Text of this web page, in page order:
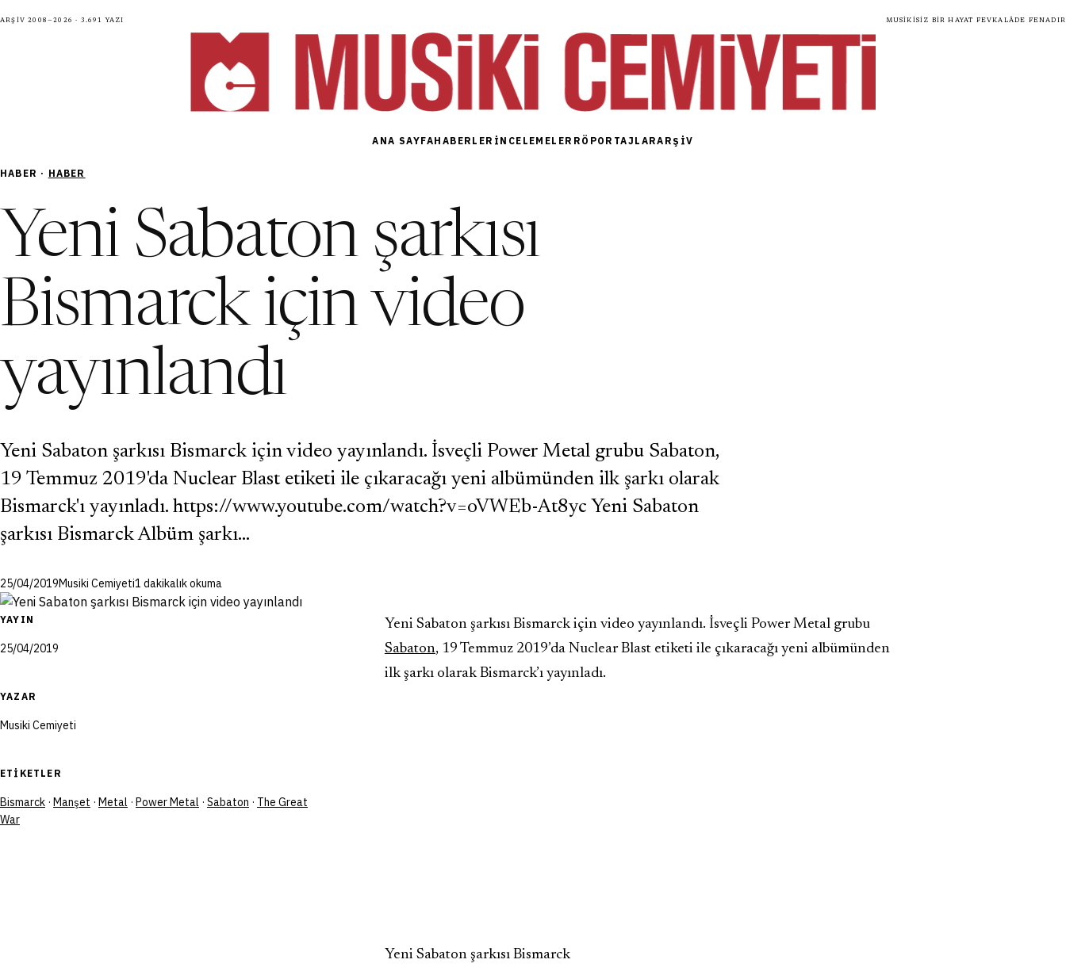
Arşiv 2008—2026 · 3.691 yazı Musikisiz bir hayat fevkalâde fenadır
ANA SAYFAHABERLER İNCELEMELER RÖPORTAJLARARŞIV
HABER · HABER
Yeni Sabaton şarkısı
Bismarck için video
yayınlandı
Yeni Sabaton şarkısı Bismarck için video yayınlandı. İsveçli Power Metal grubu Sabaton,
19 Temmuz 2019'da Nuclear Blast etiketi ile çıkaracağı yeni albümünden ilk şarkı olarak
Bismarck'ı yayınladı. https://www.youtube.com/watch?v=oVWEb-At8yc Yeni Sabaton
şarkısı Bismarck Albüm şarkı…
25/04/2019Musiki Cemiyeti1 dakikalık okuma
YAYIN
25/04/2019
YAZAR
Musiki Cemiyeti
ETIKETLER
Bismarck · Manşet · Metal · Power Metal · Sabaton · The Great
War
Yeni Sabaton şarkısı Bismarck için video yayınlandı. İsveçli Power Metal grubu
Sabaton, 19 Temmuz 2019’da Nuclear Blast etiketi ile çıkaracağı yeni albümünden
ilk şarkı olarak Bismarck’ı yayınladı.
Yeni Sabaton şarkısı Bismarck